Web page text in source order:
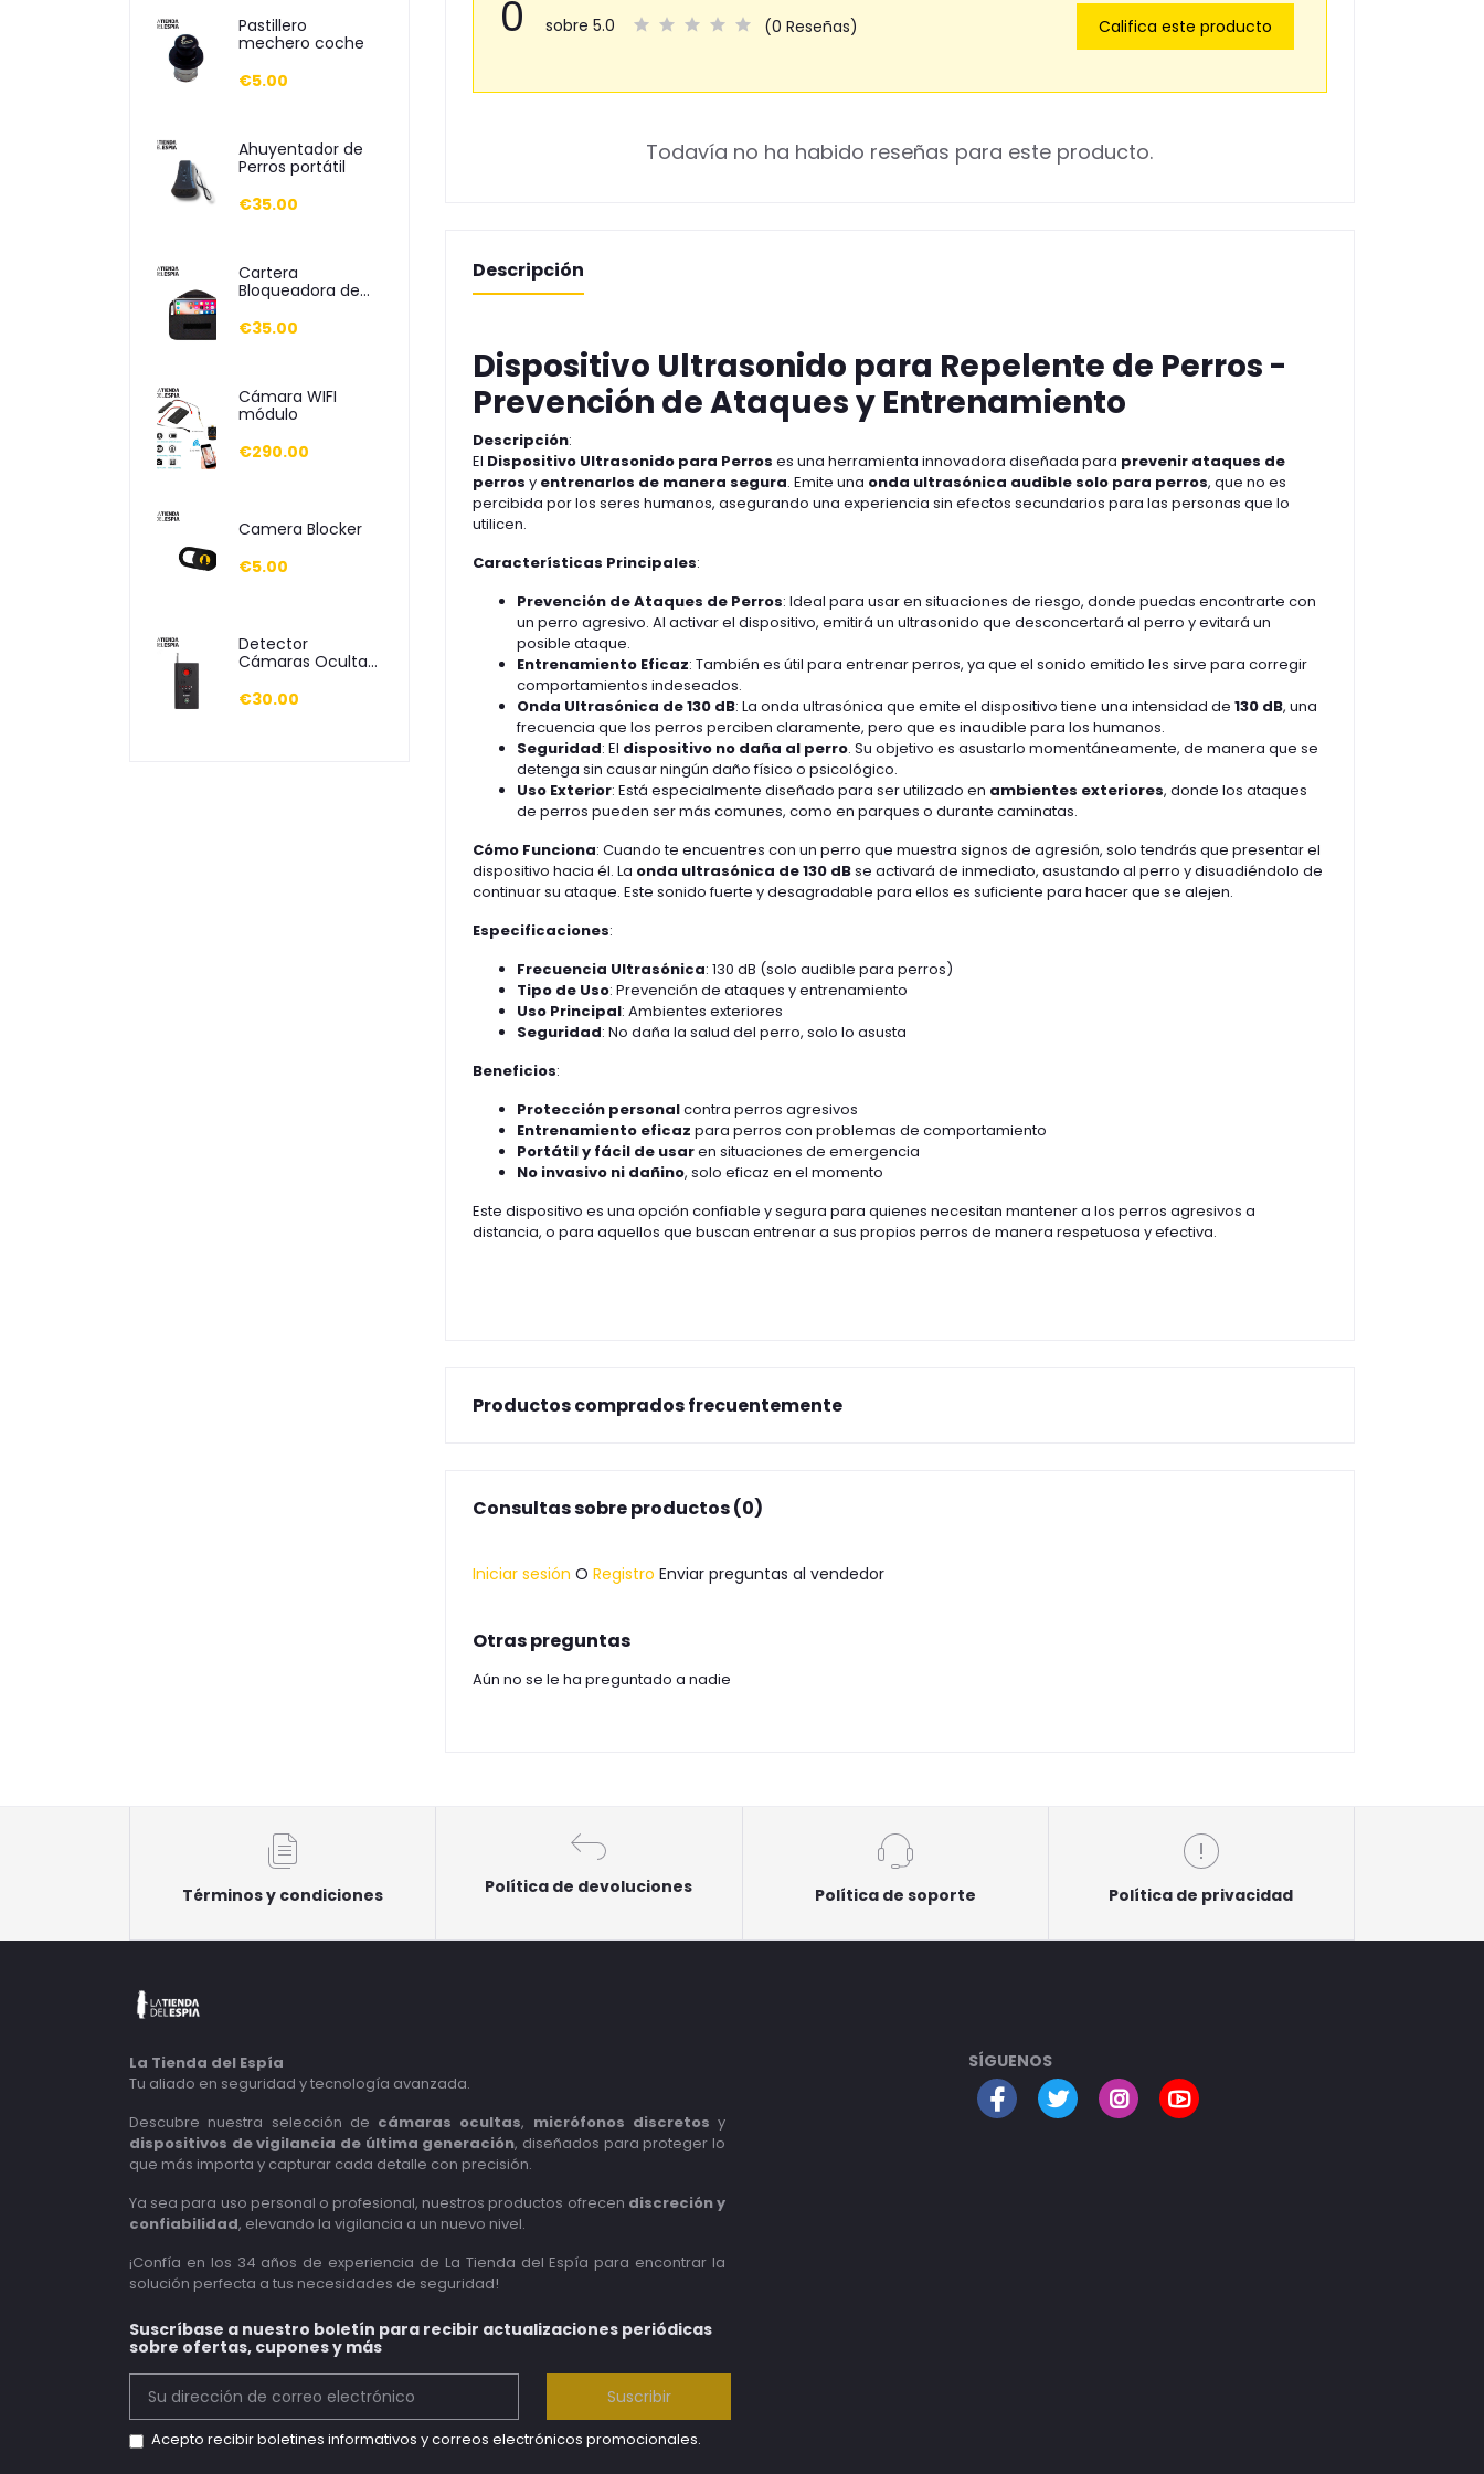
Pastillero
mechero coche
€5.00
Ahuyentador de
Perros portátil
€35.00
Cartera
Bloqueadora de
€35.00
Cámara WIFI
módulo
€290.00
Camera Blocker
€5.00
Detector
Cámaras Ocultas
€30.00
0 sobre 5.0 (0 Reseñas) Califica este producto
Todavía no ha habido reseñas para este producto.
Descripción
Dispositivo Ultrasonido para Repelente de Perros -
Prevención de Ataques y Entrenamiento
Descripción:
El Dispositivo Ultrasonido para Perros es una herramienta innovadora diseñada para prevenir ataques de
perros y entrenarlos de manera segura. Emite una onda ultrasónica audible solo para perros, que no es
percibida por los seres humanos, asegurando una experiencia sin efectos secundarios para las personas que lo
utilicen.
Características Principales:
Prevención de Ataques de Perros: Ideal para usar en situaciones de riesgo, donde puedas encontrarte con
un perro agresivo. Al activar el dispositivo, emitirá un ultrasonido que desconcertará al perro y evitará un
posible ataque.
Entrenamiento Eficaz: También es útil para entrenar perros, ya que el sonido emitido les sirve para corregir
comportamientos indeseados.
Onda Ultrasónica de 130 dB: La onda ultrasónica que emite el dispositivo tiene una intensidad de 130 dB, una
frecuencia que los perros perciben claramente, pero que es inaudible para los humanos.
Seguridad: El dispositivo no daña al perro. Su objetivo es asustarlo momentáneamente, de manera que se
detenga sin causar ningún daño físico o psicológico.
Uso Exterior: Está especialmente diseñado para ser utilizado en ambientes exteriores, donde los ataques
de perros pueden ser más comunes, como en parques o durante caminatas.
Cómo Funciona: Cuando te encuentres con un perro que muestra signos de agresión, solo tendrás que presentar el
dispositivo hacia él. La onda ultrasónica de 130 dBse activará de inmediato, asustando al perro y disuadiéndolo de
continuar su ataque. Este sonido fuerte y desagradable para ellos es suficiente para hacer que se alejen.
Especificaciones:
Frecuencia Ultrasónica: 130 dB (solo audible para perros)
Tipo de Uso: Prevención de ataques y entrenamiento
Uso Principal: Ambientes exteriores
Seguridad: No daña la salud del perro, solo lo asusta
Beneficios:
Protección personalcontra perros agresivos
Entrenamiento eficaz para perros con problemas de comportamiento
Portátil y fácil de usaren situaciones de emergencia
No invasivo ni dañino, solo eficaz en el momento
Este dispositivo es una opción confiable y segura para quienes necesitan mantener a los perros agresivos a
distancia, o para aquellos que buscan entrenar a sus propios perros de manera respetuosa y efectiva.
Productos comprados frecuentemente
Consultas sobre productos (0)
Iniciar sesión O Registro Enviar preguntas al vendedor
Otras preguntas
Aún no se le ha preguntado a nadie
Términos y condiciones Política de devoluciones Política de soporte Política de privacidad
La Tienda del Espía
Tu aliado en seguridad y tecnología avanzada.
Descubre nuestra selección de cámaras ocultas, micrófonos discretos y
dispositivos de vigilancia de última generación, diseñados para proteger lo
que más importa y capturar cada detalle con precisión.
Ya sea para uso personal o profesional, nuestros productos ofrecen discreción y
confiabilidad, elevando la vigilancia a un nuevo nivel.
¡Confía en los 34 años de experiencia de La Tienda del Espía para encontrar la
solución perfecta a tus necesidades de seguridad!
Suscríbase a nuestro boletín para recibir actualizaciones periódicas
sobre ofertas, cupones y más
Suscribir
Acepto recibir boletines informativos y correos electrónicos promocionales.
SÍGUENOS